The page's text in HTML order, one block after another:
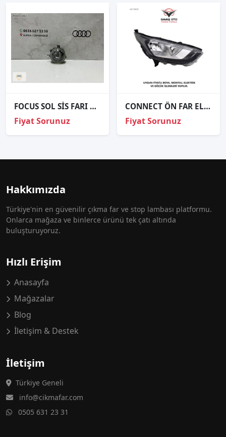
FOCUS SOL SİS FARI ORJİNAL 2004-2008
Fiyat Sorunuz
CONNECT ÖN FAR EL.MOTORLU SİYAH SAĞ SOL 2019 VE ÜZERİ / TAİWAN
Fiyat Sorunuz
Hakkımızda
Türkiye'nin en güvenilir çıkma far ve stop lambası platformu.
Onlarca mağaza ve binlerce ürünü tek çatı altında
buluşturuyoruz.
Hızlı Erişim
Anasayfa
Mağazalar
Blog
İletişim & Destek
İletişim
Türkiye Geneli
info@cikmafar.com
0505 631 23 31